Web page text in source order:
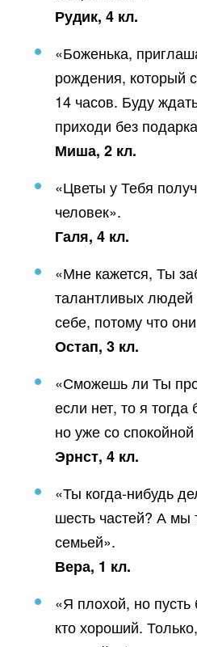
Рудик, 4 кл.
«Боженька,
рождения, который
14 часов. Буду
приходи без
Миша, 2 кл.
«Цветы у Тебя
человек».
Галя, 4 кл.
«Мне кажется, Ты
талантливых
себе, потому что
Остап, 3 кл.
«Сможешь ли Ты
если нет, то я
но уже со
Эрнст, 4 кл.
«Ты когда-нибудь
шесть частей? А мы
семьей».
Вера, 1 кл.
«Я плохой, но
кто хороший.